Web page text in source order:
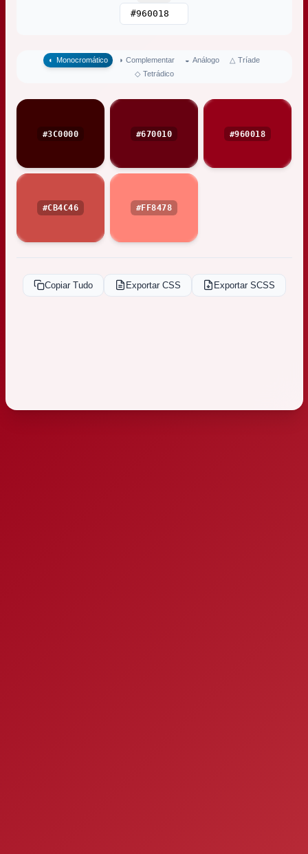
◐ Monocromático ◑ Complementar ◒ Análogo △ Tríade
◇ Tetrádico
#3C0000 #670010 #960018
#CB4C46 #FF8478
Copiar Tudo Exportar CSS Exportar SCSS